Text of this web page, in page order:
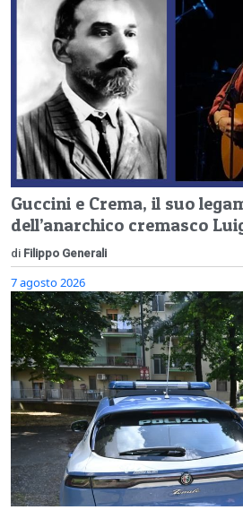
Guccini e Crema, il suo
dell’anarchico cremasco
di Filippo Generali
7 agosto 2026